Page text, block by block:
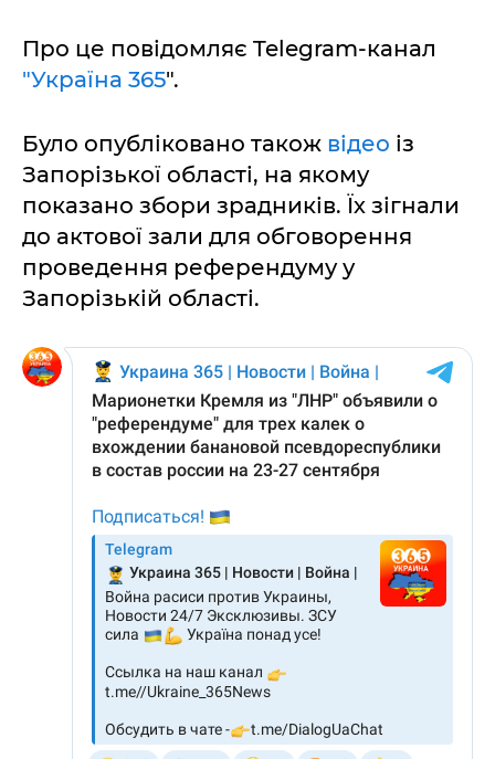
Про це повідомляє Telegram-канал
"Україна 365".
Було опубліковано також відео із
Запорізької області, на якому
показано збори зрадників. Їх зігнали
до актової зали для обговорення
проведення референдуму у
Запорізькій області.